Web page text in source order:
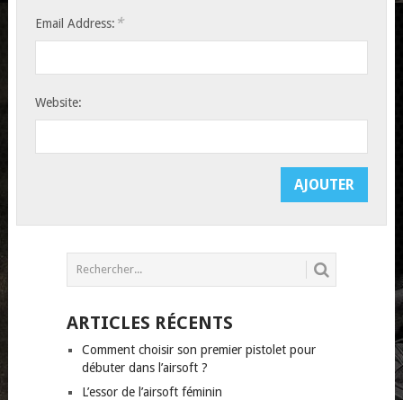
Email Address: *
Website:
ARTICLES RÉCENTS
Comment choisir son premier pistolet pour
débuter dans l’airsoft ?
L’essor de l’airsoft féminin